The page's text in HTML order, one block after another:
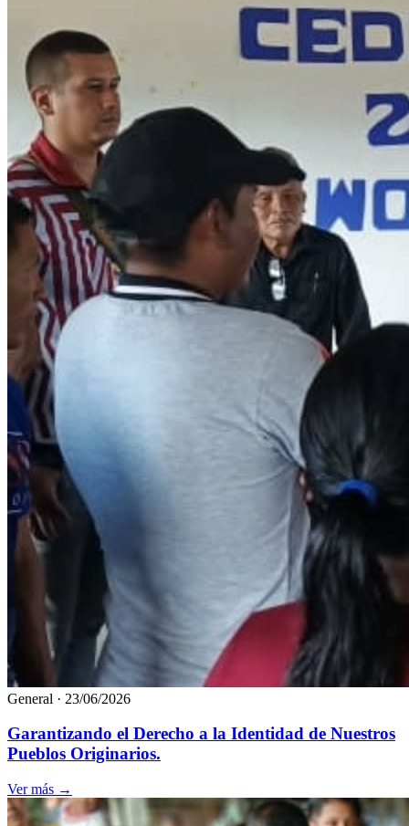
General · 23/06/2026
Garantizando el Derecho a la Identidad de Nuestros
Pueblos Originarios.
Ver más →